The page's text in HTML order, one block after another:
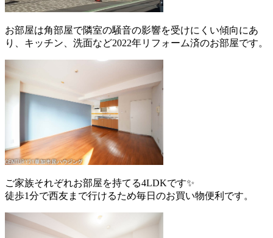
お部屋は角部屋で隣室の騒音の影響を受けにくい傾向にあ
り、キッチン、洗面など2022年リフォーム済のお部屋です。
ご家族それぞれお部屋を持てる4LDKです✨
徒歩1分で西友まで行けるため毎日のお買い物便利です。